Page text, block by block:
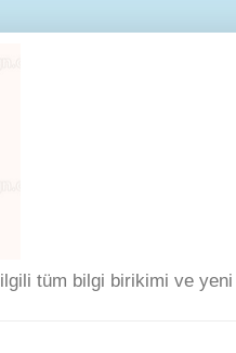
tüm bilgi birikimi ve